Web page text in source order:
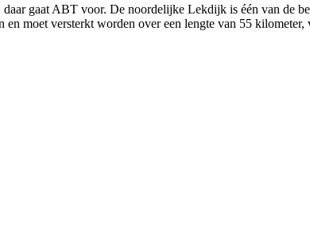
gaat ABT voor. De noordelijke Lekdijk is één van de
moet versterkt worden over een lengte van 55